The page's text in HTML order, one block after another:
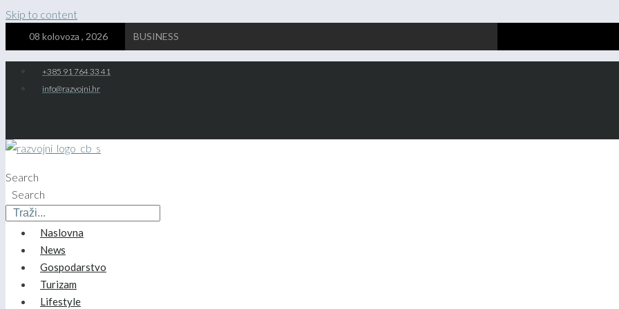
Skip to content
08 kolovoza , 2026 BUSINESS
+385 91 764 33 41
info@razvojni.hr
Search
Search
Naslovna
News
Gospodarstvo
Turizam
Lifestyle